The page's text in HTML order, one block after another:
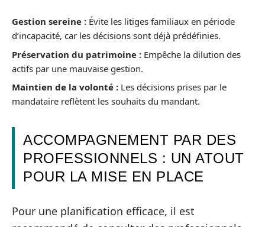
Gestion sereine : Évite les litiges familiaux en période
d’incapacité, car les décisions sont déjà prédéfinies.
Préservation du patrimoine : Empêche la dilution des
actifs par une mauvaise gestion.
Maintien de la volonté : Les décisions prises par le
mandataire reflètent les souhaits du mandant.
ACCOMPAGNEMENT PAR DES
PROFESSIONNELS : UN ATOUT
POUR LA MISE EN PLACE
Pour une planification efficace, il est